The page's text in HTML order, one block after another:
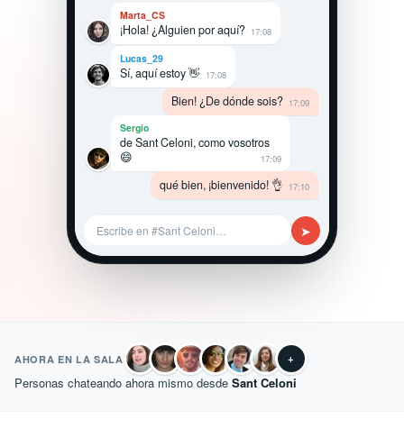
Marta_CS
¡Hola! ¿Alguien por aquí? 17:08
Lucas_29
Sí, aquí estoy 👋 17:08
Bien! ¿De dónde sois? 17:09
Sergio
de Sant Celoni, como vosotros
😄
17:09
qué bien, ¡bienvenido! 👌 17:10
Escribe en #Sant Celoni… ➤
AHORA EN LA SALA +
Personas chateando ahora mismo desde Sant Celoni